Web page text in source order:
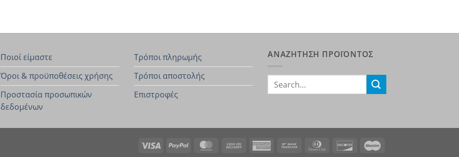
Ποιοί είμαστε
Όροι & προϋποθέσεις χρήσης
Προστασία προσωπικών
δεδομένων
Τρόποι πληρωμής
Τρόποι αποστολής
Επιστροφές
ΑΝΑΖΗΤΗΣΗ ΠΡΟΪΟΝΤΟΣ
Search
for:
Visa PayPal MasterCardCash
American Bank
Dinners
Discover